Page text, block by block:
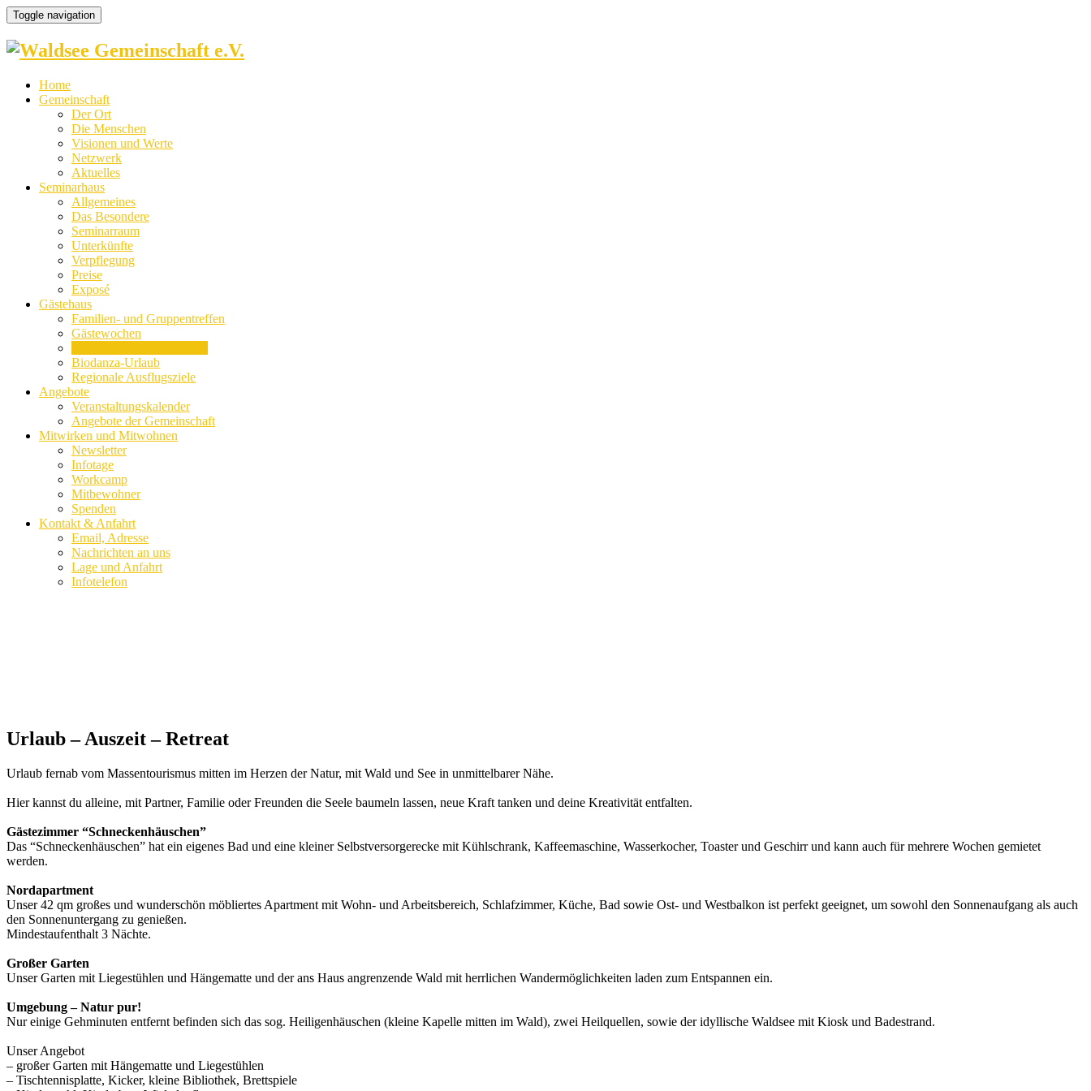
Toggle navigation
Home
Gemeinschaft
Der Ort
Die Menschen
Visionen und Werte
Netzwerk
Aktuelles
Seminarhaus
Allgemeines
Das Besondere
Seminarraum
Unterkünfte
Verpflegung
Preise
Exposé
Gästehaus
Familien- und Gruppentreffen
Gästewochen
Biodanza-Urlaub
Regionale Ausflugsziele
Angebote
Veranstaltungskalender
Angebote der Gemeinschaft
Mitwirken und Mitwohnen
Newsletter
Infotage
Workcamp
Mitbewohner
Spenden
Kontakt & Anfahrt
Email, Adresse
Nachrichten an uns
Lage und Anfahrt
Infotelefon
Urlaub – Auszeit – Retreat
Urlaub fernab vom Massentourismus mitten im Herzen der Natur, mit Wald und See in unmittelbarer Nähe.
Hier kannst du alleine, mit Partner, Familie oder Freunden die Seele baumeln lassen, neue Kraft tanken und deine Kreativität entfalten.
Gästezimmer “Schneckenhäuschen”
Das “Schneckenhäuschen” hat ein eigenes Bad und eine kleiner Selbstversorgerecke mit Kühlschrank, Kaffeemaschine, Wasserkocher, Toaster und Geschirr und kann auch für mehrere Wochen gemietet
werden.
Nordapartment
Unser 42 qm großes und wunderschön möbliertes Apartment mit Wohn- und Arbeitsbereich, Schlafzimmer, Küche, Bad sowie Ost- und Westbalkon ist perfekt geeignet, um sowohl den Sonnenaufgang als auch
den Sonnenuntergang zu genießen.
Mindestaufenthalt 3 Nächte.
Großer Garten
Unser Garten mit Liegestühlen und Hängematte und der ans Haus angrenzende Wald mit herrlichen Wandermöglichkeiten laden zum Entspannen ein.
Umgebung – Natur pur!
Nur einige Gehminuten entfernt befinden sich das sog. Heiligenhäuschen (kleine Kapelle mitten im Wald), zwei Heilquellen, sowie der idyllische Waldsee mit Kiosk und Badestrand.
Unser Angebot
– großer Garten mit Hängematte und Liegestühlen
– Tischtennisplatte, Kicker, kleine Bibliothek, Brettspiele